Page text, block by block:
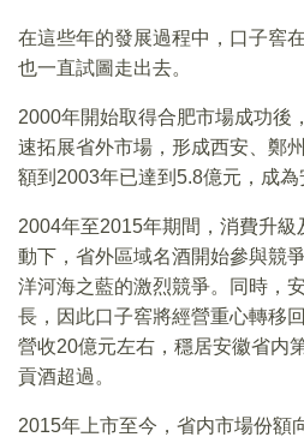
在這些年的發展過程中，口子窖
也一直試圖走出去。
2000年開始取得合肥市場成功後
速拓展省外市場，形成西安、鄭
額到2003年已達到5.8億元，成為
2004年至2015年期間，消費升
動下，省外區域名酒開始參與競
洋河海之藍的激烈競爭。同時，
長，因此口子窖將經營重心轉移
營收20億元左右，穩居安徽省内
貢酒超過。
2015年上市至今，省内市場份額